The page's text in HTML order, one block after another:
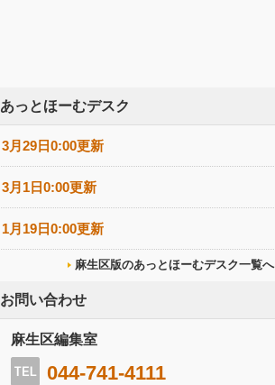
あっとほーむデスク
3月29日0:00更新
3月1日0:00更新
1月19日0:00更新
麻生区版のあっとほーむデスク一覧へ
お問い合わせ
麻生区編集室
044-741-4111